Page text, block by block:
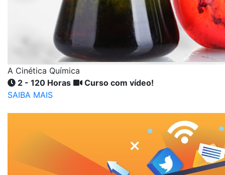
A Cinética Química
2 - 120 Horas
Curso com vídeo!
SAIBA MAIS